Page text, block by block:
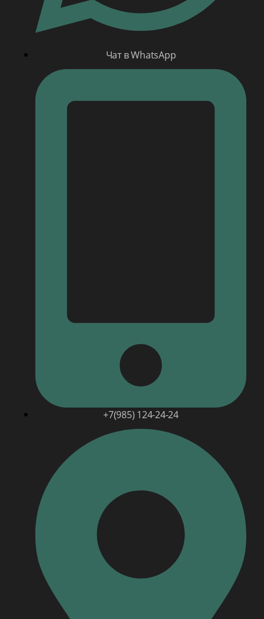
Чат в WhatsApp
+7(985) 124-24-24